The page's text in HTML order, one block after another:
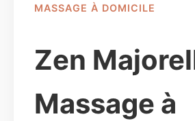
MASSAGE À DOMICILE
Zen
Massage à